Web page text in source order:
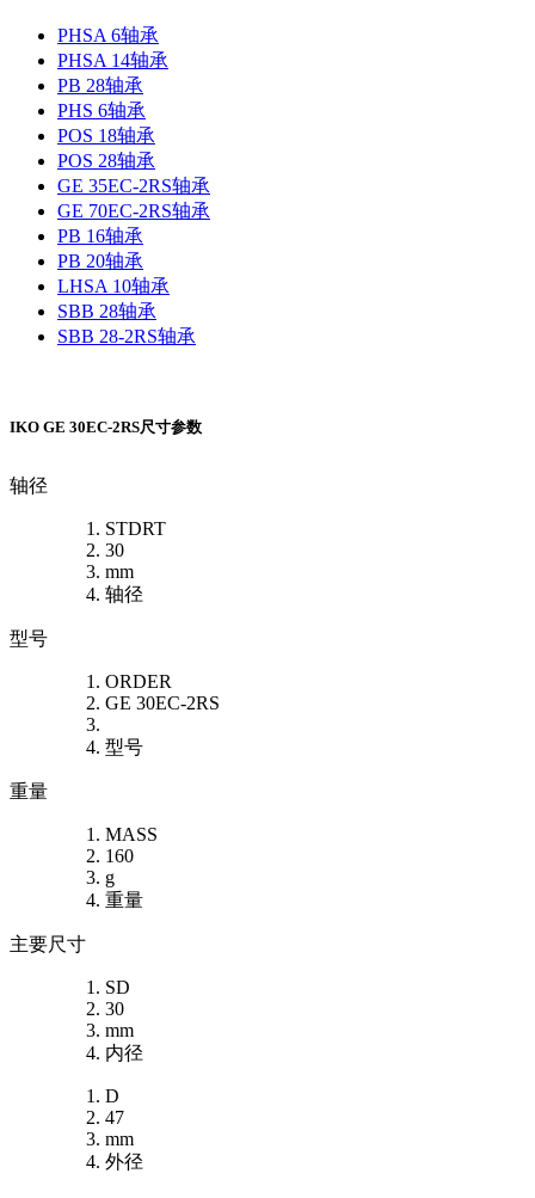
PHSA 6轴承
PHSA 14轴承
PB 28轴承
PHS 6轴承
POS 18轴承
POS 28轴承
GE 35EC-2RS轴承
GE 70EC-2RS轴承
PB 16轴承
PB 20轴承
LHSA 10轴承
SBB 28轴承
SBB 28-2RS轴承
IKO GE 30EC-2RS尺寸参数
轴径
STDRT
30
mm
轴径
型号
ORDER
GE 30EC-2RS
型号
重量
MASS
160
g
重量
主要尺寸
SD
30
mm
内径
D
47
mm
外径